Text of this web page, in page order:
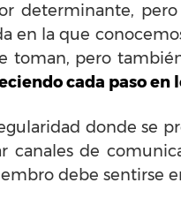
determinante,
en la que
toman, pero
cada paso en
donde se
canales de
debe sentirse